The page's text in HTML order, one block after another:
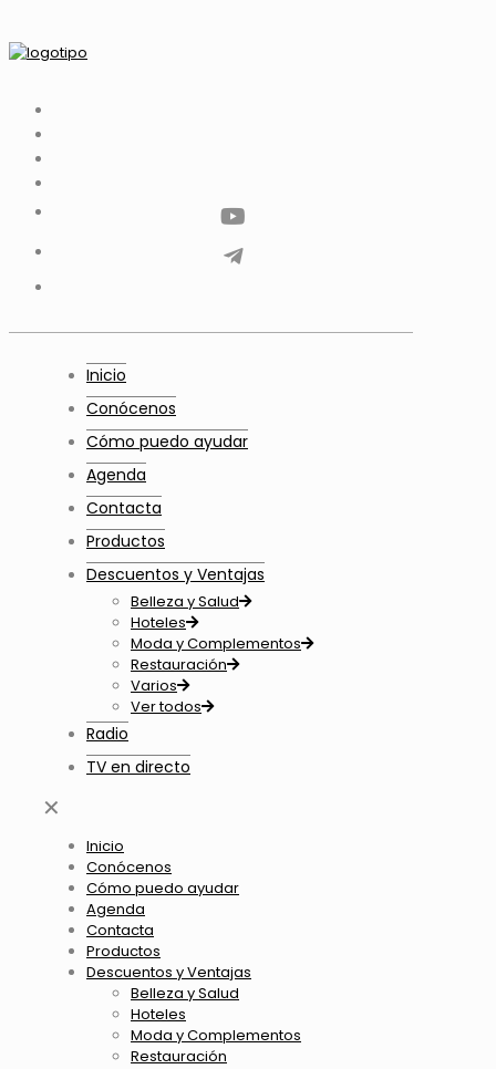
Youtube
Telegram
Inicio
Conócenos
Cómo puedo ayudar
Agenda
Contacta
Productos
Descuentos y Ventajas
Belleza y Salud
Hoteles
Moda y Complementos
Restauración
Varios
Ver todos
Radio
TV en directo
✕
Inicio
Conócenos
Cómo puedo ayudar
Agenda
Contacta
Productos
Descuentos y Ventajas
Belleza y Salud
Hoteles
Moda y Complementos
Restauración